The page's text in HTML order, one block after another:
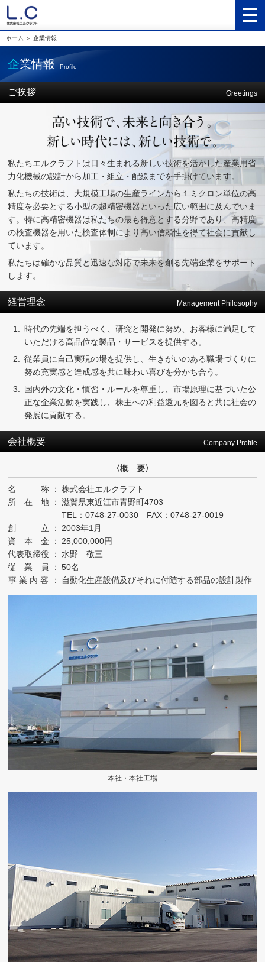
ホーム ＞ 企業情報
企業情報 Profile
ご挨拶 Greetings
私たちエルクラフトは日々生まれる新しい技術を活かした産業用省
力化機械の設計から加工・組立・配線までを手掛けています。
私たちの技術は、大規模工場の生産ラインから１ミクロン単位の高
精度を必要とする小型の超精密機器といった広い範囲に及んでいま
す。特に高精密機器は私たちの最も得意とする分野であり、高精度
の検査機器を用いた検査体制により高い信頼性を得て社会に貢献し
ています。
私たちは確かな品質と迅速な対応で未来を創る先端企業をサポート
します。
経営理念 Management Philosophy
時代の先端を担うべく、研究と開発に努め、お客様に満足して
いただける高品位な製品・サービスを提供する。
従業員に自己実現の場を提供し、生きがいのある職場づくりに
努め充実感と達成感を共に味わい喜びを分かち合う。
国内外の文化・慣習・ルールを尊重し、市場原理に基づいた公
正な企業活動を実践し、株主への利益還元を図ると共に社会の
発展に貢献する。
会社概要 Company Profile
〈概 要〉
名 称 ： 株式会社エルクラフト
所 在 地
： 滋賀県東近江市青野町4703
TEL： 0748-27-0030
FAX：0748-27-0019
創 立
：
2003年1月
資 本 金
：
25,000,000円
代表取締役
： 水野 敬三
従 業 員
： 50名
事 業 内 容
： 自動化生産設備及びそれに付随する部品の設計製作
本社・本社工場